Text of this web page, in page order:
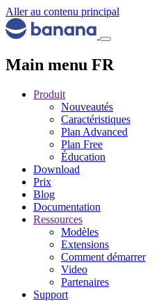
Aller au contenu principal
Main menu FR
Produit
Nouveautés
Caractéristiques
Plan Advanced
Plan Free
Éducation
Download
Prix
Blog
Documentation
Ressources
Modèles
Extensions
Comment démarrer
Video
Partenaires
Support